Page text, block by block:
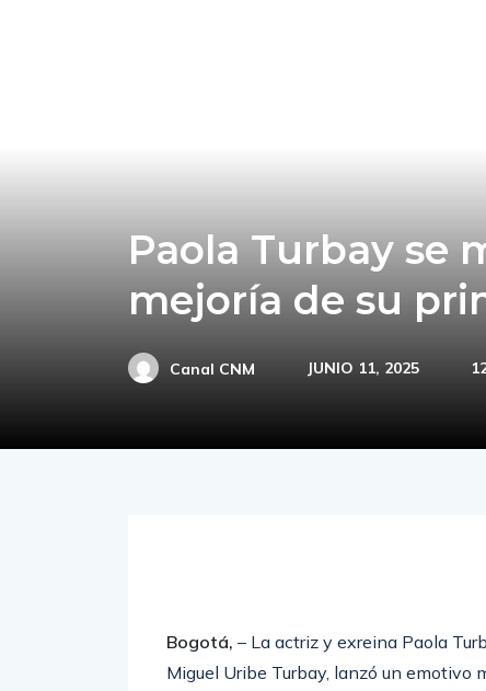
Paola Turbay se
mejoría de su
Canal CNM JUNIO 11, 2025
Bogotá, – La actriz y exreina Paola
Miguel Uribe Turbay, lanzó un emotivo